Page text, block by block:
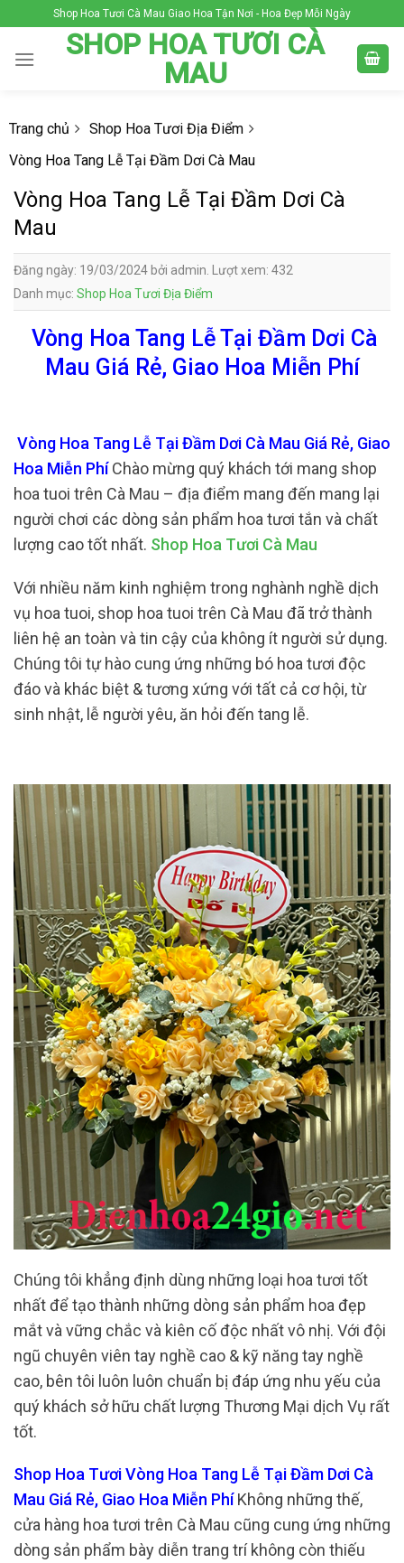
to
content
Shop Hoa Tươi Cà Mau Giao Hoa Tận Nơi - Hoa Đẹp Mỗi Ngày
SHOP HOA TƯƠI CÀ
MAU
Trang chủ
Shop Hoa Tươi Địa Điểm
Vòng Hoa Tang Lễ Tại Đầm Dơi Cà Mau
Vòng Hoa Tang Lễ Tại Đầm Dơi Cà
Mau
Đăng ngày: 19/03/2024 bởi admin. Lượt xem: 432
Danh mục: Shop Hoa Tươi Địa Điểm
Vòng Hoa Tang Lễ Tại Đầm Dơi Cà
Mau Giá Rẻ, Giao Hoa Miễn Phí
Vòng Hoa Tang Lễ Tại Đầm Dơi Cà Mau Giá Rẻ, Giao
Hoa Miễn PhíChào mừng quý khách tới mang shop
hoa tuoi trên Cà Mau – địa điểm mang đến mang lại
người chơi các dòng sản phẩm hoa tươi tắn và chất
lượng cao tốt nhất. Shop Hoa Tươi Cà Mau
Với nhiều năm kinh nghiệm trong nghành nghề dịch
vụ hoa tuoi, shop hoa tuoi trên Cà Mau đã trở thành
liên hệ an toàn và tin cậy của không ít người sử dụng.
Chúng tôi tự hào cung ứng những bó hoa tươi độc
đáo và khác biệt & tương xứng với tất cả cơ hội, từ
sinh nhật, lễ người yêu, ăn hỏi đến tang lễ.
Chúng tôi khẳng định dùng những loại hoa tươi tốt
nhất để tạo thành những dòng sản phẩm hoa đẹp
mắt và vững chắc và kiên cố độc nhất vô nhị. Với đội
ngũ chuyên viên tay nghề cao & kỹ năng tay nghề
cao, bên tôi luôn luôn chuẩn bị đáp ứng nhu yếu của
quý khách sở hữu chất lượng Thương Mại dịch Vụ rất
tốt.
Shop Hoa Tươi Vòng Hoa Tang Lễ Tại Đầm Dơi Cà
Mau Giá Rẻ, Giao Hoa Miễn PhíKhông những thế,
cửa hàng hoa tươi trên Cà Mau cũng cung ứng những
dòng sản phẩm bày diễn trang trí không còn thiếu